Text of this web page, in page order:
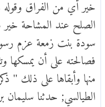
الصلح عند المشاحة
سودة بنت زمعة عزم
فصالحته على أن يمسكها
منها وأبقاها على ذلك "
الطيالسي; حدثنا